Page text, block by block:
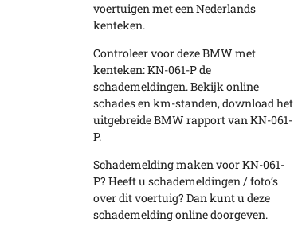
voertuigen met een Nederlands
kenteken.
Controleer voor deze BMW met
kenteken: KN-061-P de
schademeldingen. Bekijk online
schades en km-standen, download het
uitgebreide BMW rapport van KN-061-
P.
Schademelding maken voor KN-061-
P? Heeft u schademeldingen / foto’s
over dit voertuig? Dan kunt u deze
schademelding online doorgeven.